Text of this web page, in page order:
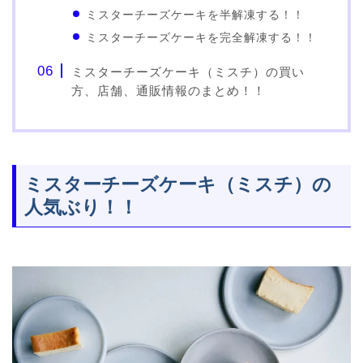
ミスターチーズケーキを半解凍する！！
ミスターチーズケーキを完全解凍する！！
ミスターチーズケーキ（ミスチ）の買い
方、店舗、通販情報のまとめ！！
ミスターチーズケーキ（ミスチ）の
人気ぶり！！